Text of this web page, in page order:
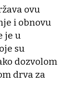
ovu
i obnovu
je u
su
dozvolom
drva za